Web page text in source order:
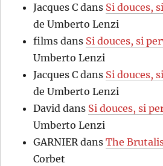
Jacques C dans Si douces,
de Umberto Lenzi
films dans Si douces, si
Umberto Lenzi
Jacques C dans Si douces,
de Umberto Lenzi
David dans Si douces, si
Umberto Lenzi
GARNIERdansThe
Corbet